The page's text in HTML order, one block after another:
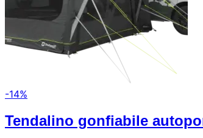
-14%
Tendalino gonfiabile